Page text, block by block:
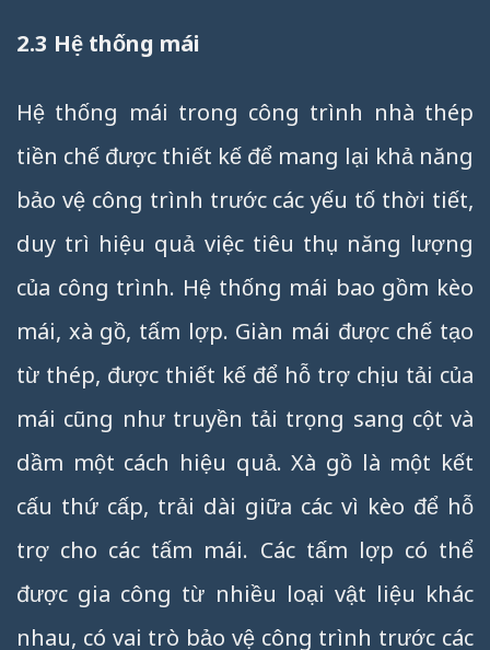
2.3 Hệ thống mái
Hệ thống mái trong công trình nhà thép
tiền chế được thiết kế để mang lại khả năng
bảo vệ công trình trước các yếu tố thời tiết,
duy trì hiệu quả việc tiêu thụ năng lượng
của công trình. Hệ thống mái bao gồm kèo
mái, xà gồ, tấm lợp. Giàn mái được chế tạo
từ thép, được thiết kế để hỗ trợ chịu tải của
mái cũng như truyền tải trọng sang cột và
dầm một cách hiệu quả. Xà gồ là một kết
cấu thứ cấp, trải dài giữa các vì kèo để hỗ
trợ cho các tấm mái. Các tấm lợp có thể
được gia công từ nhiều loại vật liệu khác
nhau, có vai trò bảo vệ công trình trước các